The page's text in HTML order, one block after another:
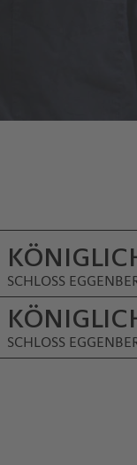
SCHLOSS
SCHLOSS